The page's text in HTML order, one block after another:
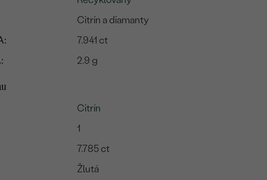
Citrín a diamanty
7.941 ct
2.9 g
Citrín
1
7.785 ct
Žlutá